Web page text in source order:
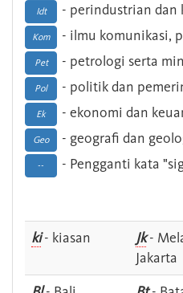
Idt - perindustrian dan
Kom - ilmu komunikasi,
Pet - petrologi serta
Pol - politik dan
Ek - ekonomi dan
Geo - geografi dan
-- - Pengganti kata
ki- kiasan Jk-
Jakarta